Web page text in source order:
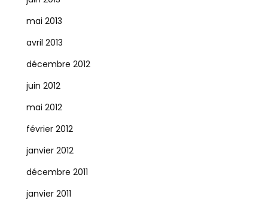
mai 2013
avril 2013
décembre 2012
juin 2012
mai 2012
février 2012
janvier 2012
décembre 2011
janvier 2011